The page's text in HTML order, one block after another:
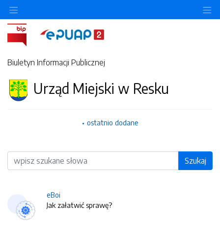
Biuletyn Informacji Publicznej
Urząd Miejski w Resku
ostatnio dodane
Wyszukiwarka Szukaj
eBoi
Jak załatwić sprawę?